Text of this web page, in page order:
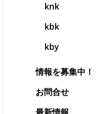
knk
kbk
kby
情報を募集中！
お問合せ